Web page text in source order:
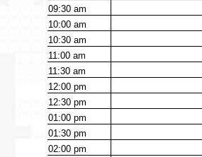
09:30am
10:00am
10:30am
11:00am
11:30am
12:00pm
12:30pm
01:00pm
01:30pm
02:00pm